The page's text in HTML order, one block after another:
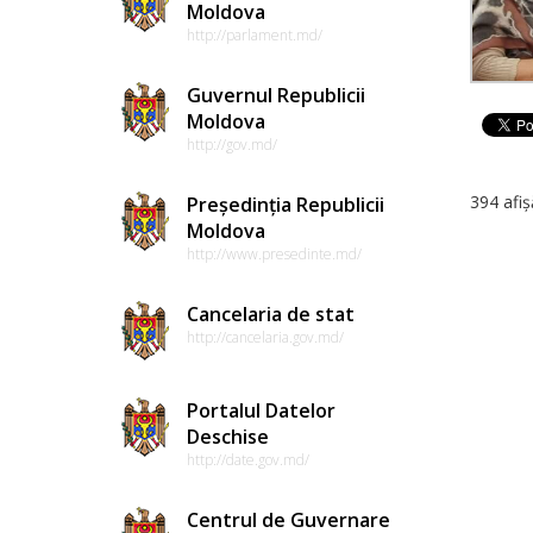
Moldova
http://parlament.md/
Guvernul Republicii
Moldova
http://gov.md/
Președinția Republicii
Moldova
http://www.presedinte.md/
Cancelaria de stat
http://cancelaria.gov.md/
Portalul Datelor
Deschise
http://date.gov.md/
Centrul de Guvernare
394